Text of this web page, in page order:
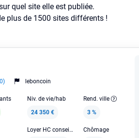
quel site elle est publiée.
plus de 1500 sites différents !
leboncoin
Niv. de vie/hab
24 350 €
Rend. ville
3 %
Loyer HC conseillé Chômage